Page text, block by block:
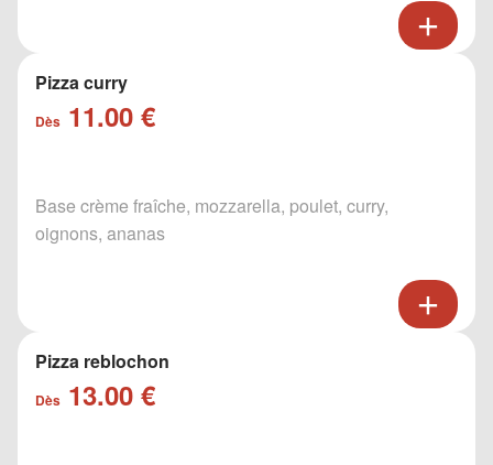
Pizza curry
Dès 11.00 €
Base crème fraîche, mozzarella, poulet, curry,
oignons, ananas
Pizza reblochon
Dès 13.00 €